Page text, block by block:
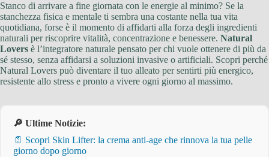
Stanco di arrivare a fine giornata con le energie al minimo? Se la
stanchezza fisica e mentale ti sembra una costante nella tua vita
quotidiana, forse è il momento di affidarti alla forza degli ingredienti
naturali per riscoprire vitalità, concentrazione e benessere. Natural
Lovers è l’integratore naturale pensato per chi vuole ottenere di più da
sé stesso, senza affidarsi a soluzioni invasive o artificiali. Scopri perché
Natural Lovers può diventare il tuo alleato per sentirti più energico,
resistente allo stress e pronto a vivere ogni giorno al massimo.
🔎 Ultime Notizie:
📄 Scopri Skin Lifter: la crema anti-age che rinnova la tua pelle
giorno dopo giorno